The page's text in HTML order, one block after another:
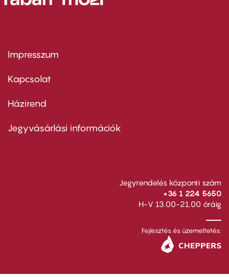
Footer
first
Impresszum
Kapcsolat
Footer
second
Házirend
Jegyvásárlási információk
Jegyrendelés központi szám
+36 1 224 5650
H-V 13.00-21.00 óráig
Fejlesztés és üzemeltetés: